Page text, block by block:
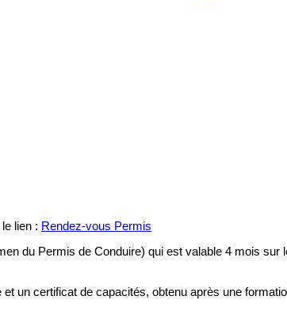
lien : Rendez-vous Permis
du Permis de Conduire) qui est valable 4 mois
un certificat de capacités, obtenu après une